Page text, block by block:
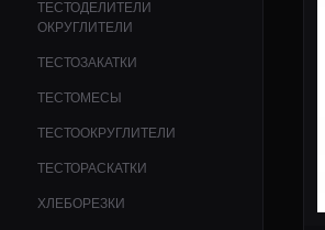
ТЕСТОДЕЛИТЕЛИ
ОКРУГЛИТЕЛИ
ТЕСТОЗАКАТКИ
ТЕСТОМЕСЫ
ТЕСТООКРУГЛИТЕЛИ
ТЕСТОРАСКАТКИ
ХЛЕБОРЕЗКИ